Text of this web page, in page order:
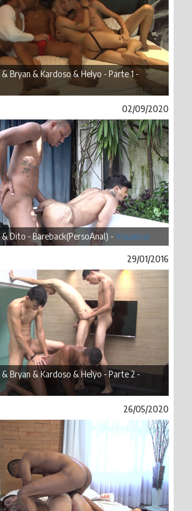
Bryan & Kardoso & Helyo - Parte 1 -
02/09/2020
Dito - Bareback(PersoAnal) -Visualizar
29/01/2016
Bryan & Kardoso & Helyo - Parte 2 -
26/05/2020